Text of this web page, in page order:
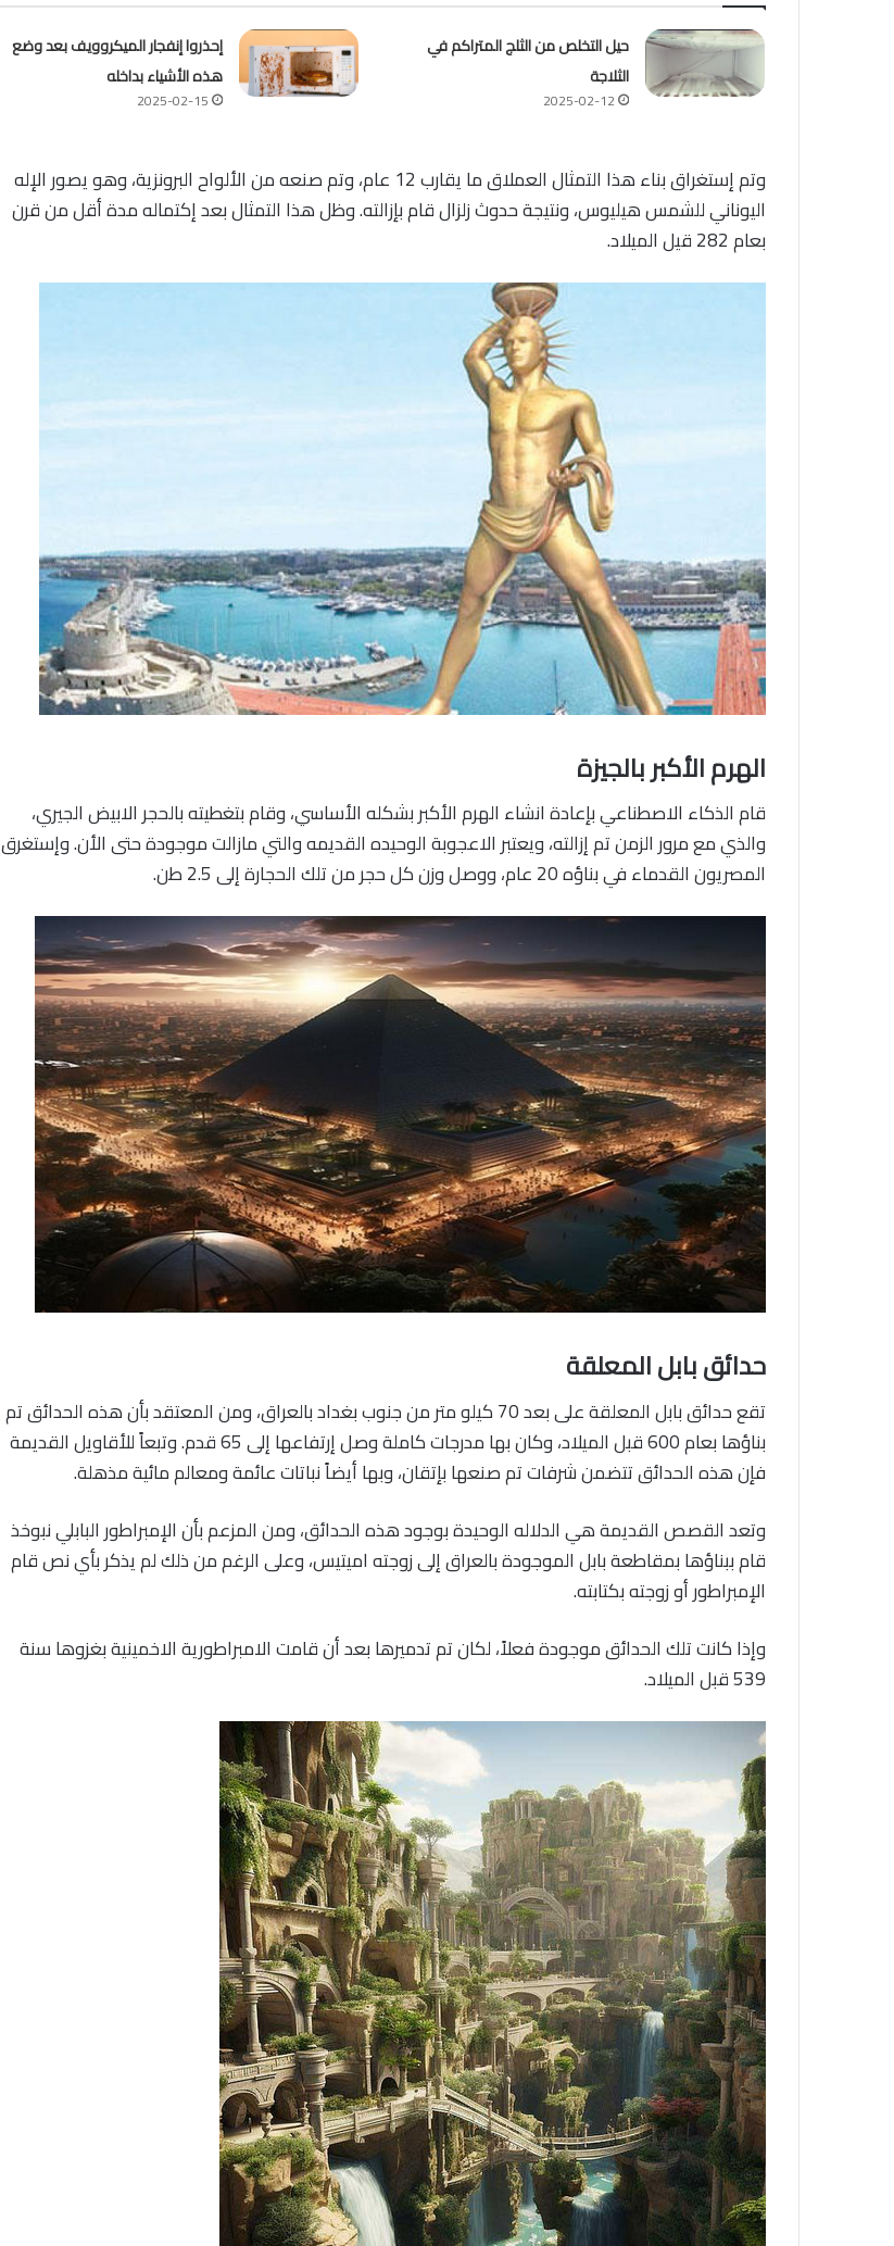
حيل التخلص من الثلج المتراكم في
الثلاجة
2025-02-12
إحذروا إنفجار الميكروويف بعد وضع
هذه الأشياء بداخله
2025-02-15
وتم إستغراق بناء هذا التمثال العملاق ما يقارب 12 عام، وتم صنعه من الألواح البرونزية، وهو يصور الإله
اليوناني للشمس هيليوس، ونتيجة حدوث زلزال قام بإزالته. وظل هذا التمثال بعد إكتماله مدة أقل من قرن
بعام 282 قيل الميلاد.
الهرم الأكبر بالجيزة
قام الذكاء الاصطناعي بإعادة انشاء الهرم الأكبر بشكله الأساسي، وقام بتغطيته بالحجر الابيض الجيري،
والذي مع مرور الزمن تم إزالته، ويعتبر الاعجوبة الوحيده القديمه والتي مازالت موجودة حتى الأن. وإستغرق
المصريون القدماء في بناؤه 20 عام، ووصل وزن كل حجر من تلك الحجارة إلى 2.5 طن.
حدائق بابل المعلقة
تقع حدائق بابل المعلقة على بعد 70 كيلو متر من جنوب بغداد بالعراق، ومن المعتقد بأن هذه الحدائق تم
بناؤها بعام 600 قبل الميلاد، وكان بها مدرجات كاملة وصل إرتفاعها إلى 65 قدم. وتبعاً للأقاويل القديمة
فإن هذه الحدائق تتضمن شرفات تم صنعها بإتقان، وبها أيضاً نباتات عائمة ومعالم مائية مذهلة.
وتعد القصص القديمة هي الدلاله الوحيدة بوجود هذه الحدائق، ومن المزعم بأن الإمبراطور البابلي نبوخذ
قام ببناؤها بمقاطعة بابل الموجودة بالعراق إلى زوجته اميتيس، وعلى الرغم من ذلك لم يذكر بأي نص قام
الإمبراطور أو زوجته بكتابته.
وإذا كانت تلك الحدائق موجودة فعلاً، لكان تم تدميرها بعد أن قامت الامبراطورية الاخمينية بغزوها سنة
539 قبل الميلاد.